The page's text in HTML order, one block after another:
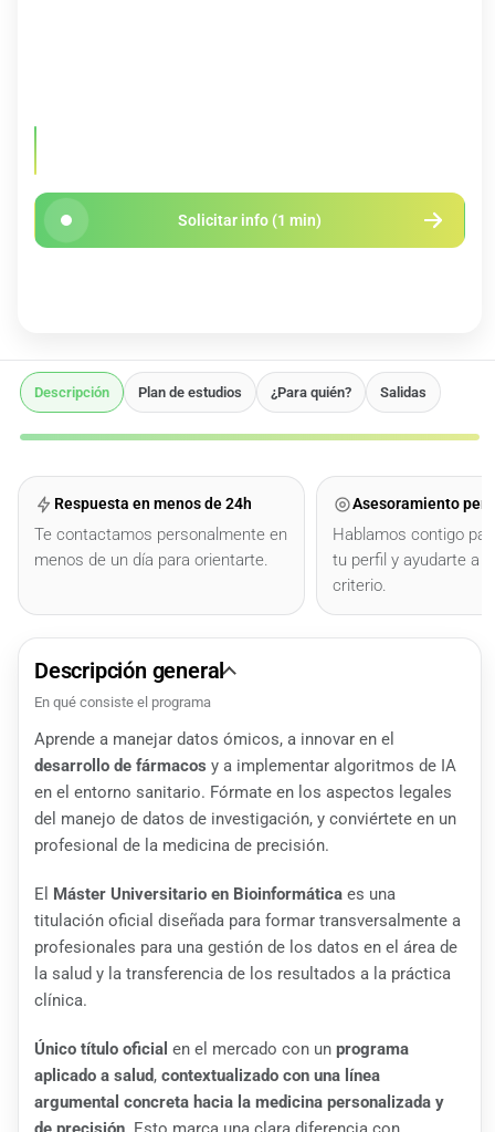
Solicitar info (1 min)
Descripción Plan de estudios ¿Para quién? Salidas
Respuesta en menos de 24h
Te contactamos personalmente en
menos de un día para orientarte.
Asesoramiento
Hablamos contigo
tu perfil y ayudarte a
criterio.
Descripción general
En qué consiste el programa
Aprende a manejar datos ómicos, a innovar en el
desarrollo de fármacos y a implementar algoritmos de IA
en el entorno sanitario. Fórmate en los aspectos legales
del manejo de datos de investigación, y conviértete en un
profesional de la medicina de precisión.
El Máster Universitario en Bioinformática es una
titulación oficial diseñada para formar transversalmente a
profesionales para una gestión de los datos en el área de
la salud y la transferencia de los resultados a la práctica
clínica.
Único título oficial en el mercado con un programa
aplicado a salud, contextualizado con una línea
argumental concreta hacia la medicina personalizada y